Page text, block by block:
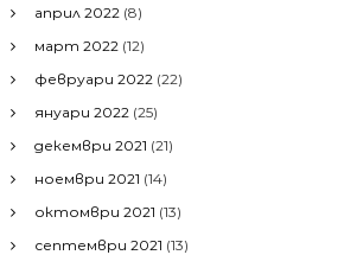
април 2022 (8)
март 2022 (12)
февруари 2022 (22)
януари 2022 (25)
декември 2021 (21)
ноември 2021 (14)
октомври 2021 (13)
септември 2021 (13)